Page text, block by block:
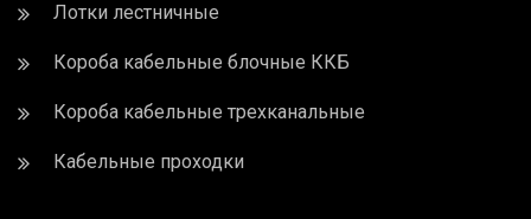
Лотки лестничные
Короба кабельные блочные ККБ
Короба кабельные трехканальные
Кабельные проходки